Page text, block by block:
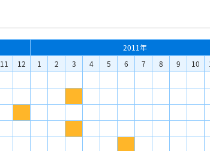
2011年
11 12 1 2 3 4 5 6 7 8 9 10